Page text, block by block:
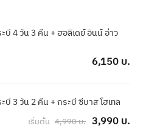
บี่ 4 วัน 3 คืน + ฮอลิเดย์ อินน์ อ่าว
6,150 บ.
บี่ 3 วัน 2 คืน + กระบี่ ซีบาส โฮเทล
เริ่มต้น 4,990 บ. 3,990 บ.